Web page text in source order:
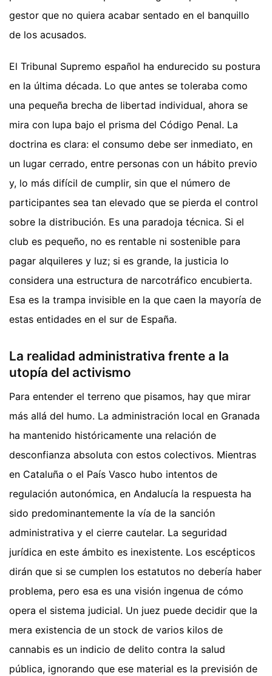
gestor que no quiera acabar sentado en el banquillo
de los acusados.
El Tribunal Supremo español ha endurecido su postura
en la última década. Lo que antes se toleraba como
una pequeña brecha de libertad individual, ahora se
mira con lupa bajo el prisma del Código Penal. La
doctrina es clara: el consumo debe ser inmediato, en
un lugar cerrado, entre personas con un hábito previo
y, lo más difícil de cumplir, sin que el número de
participantes sea tan elevado que se pierda el control
sobre la distribución. Es una paradoja técnica. Si el
club es pequeño, no es rentable ni sostenible para
pagar alquileres y luz; si es grande, la justicia lo
considera una estructura de narcotráfico encubierta.
Esa es la trampa invisible en la que caen la mayoría de
estas entidades en el sur de España.
La realidad administrativa frente a la
utopía del activismo
Para entender el terreno que pisamos, hay que mirar
más allá del humo. La administración local en Granada
ha mantenido históricamente una relación de
desconfianza absoluta con estos colectivos. Mientras
en Cataluña o el País Vasco hubo intentos de
regulación autonómica, en Andalucía la respuesta ha
sido predominantemente la vía de la sanción
administrativa y el cierre cautelar. La seguridad
jurídica en este ámbito es inexistente. Los escépticos
dirán que si se cumplen los estatutos no debería haber
problema, pero esa es una visión ingenua de cómo
opera el sistema judicial. Un juez puede decidir que la
mera existencia de un stock de varios kilos de
cannabis es un indicio de delito contra la salud
pública, ignorando que ese material es la previsión de